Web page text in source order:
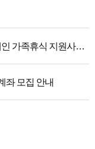
2023년 「경기도 발달장애인 가족휴식 지원사업」안내
좌 모집 안내